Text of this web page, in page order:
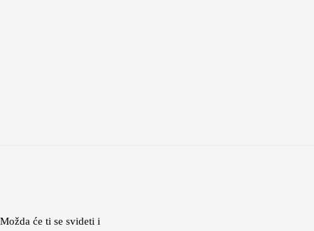
Možda će ti se svideti i